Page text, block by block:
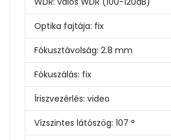
Optika fajtája: fix
Fókusztávolság: 2.8 mm
Fókuszálás: fix
Íriszvezérlés: video
Vízszintes látószög: 107 °